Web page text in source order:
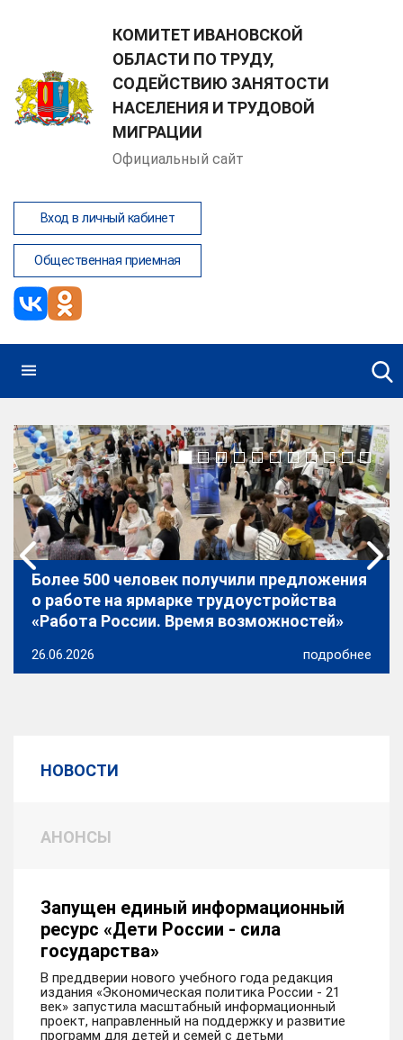
КОМИТЕТ ИВАНОВСКОЙ
ОБЛАСТИ ПО ТРУДУ,
СОДЕЙСТВИЮ ЗАНЯТОСТИ
НАСЕЛЕНИЯ И ТРУДОВОЙ
МИГРАЦИИ
Официальный сайт
Вход в личный кабинет
Общественная приемная
Более 500 человек получили предложения
о работе на ярмарке трудоустройства
«Работа России. Время возможностей»
26.06.2026 подробнее
НОВОСТИ
АНОНСЫ
Запущен единый информационный
ресурс «Дети России - сила
государства»
В преддверии нового учебного года редакция
издания «Экономическая политика России - 21
век» запустила масштабный информационный
проект, направленный на поддержку и развитие
программ для детей и семей с детьми
Соловьев Роман Александрович
Написать обращение
1из1Скачать фото
Телефон: +7 (4932) 30-38-83
Факс: +7 (4932) 30-45-60
России по направлению «Пожарная безопасность», в
2011 году – Владимирский юридический институт
ФСИН России по направлению «Юриспруденция».
Трудовую деятельность Роман Соловьев начал в
сентябре 2004 года, 10 лет проходил службу в
Государственной противопожарной службе